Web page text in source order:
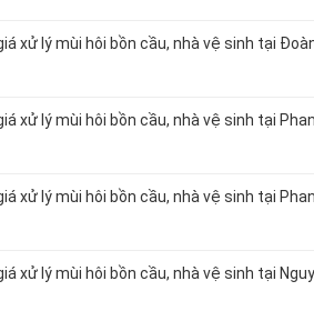
xử lý mùi hôi bồn cầu, nhà vệ sinh tại
xử lý mùi hôi bồn cầu, nhà vệ sinh tại
xử lý mùi hôi bồn cầu, nhà vệ sinh tại
xử lý mùi hôi bồn cầu, nhà vệ sinh tại